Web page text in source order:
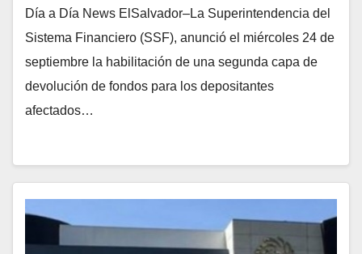
Día a Día News ElSalvador–La Superintendencia del
Sistema Financiero (SSF), anunció el miércoles 24 de
septiembre la habilitación de una segunda capa de
devolución de fondos para los depositantes
afectados…